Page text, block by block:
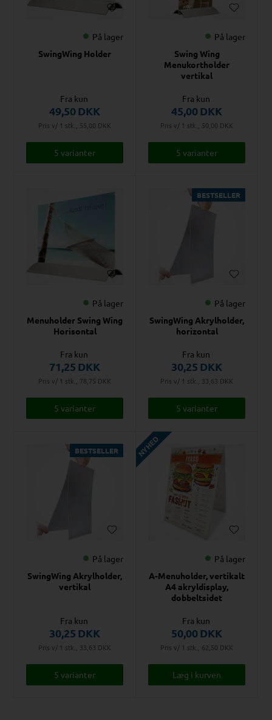
På lager
SwingWing Holder
Fra kun
49,50DKK
Pris v/ 1 stk., 55,00 DKK
5 varianter
På lager
Swing Wing
Menukortholder
vertikal
Fra kun
45,00DKK
Pris v/ 1 stk., 50,00 DKK
5 varianter
På lager
Menuholder Swing Wing
Horisontal
Fra kun
71,25 DKK
Pris v/ 1 stk., 78,75 DKK
5 varianter
BESTSELLER
På lager
SwingWing Akrylholder,
horizontal
Fra kun
30,25 DKK
Pris v/ 1 stk., 33,63 DKK
5 varianter
BESTSELLER
På lager
SwingWing Akrylholder,
vertikal
Fra kun
30,25 DKK
Pris v/ 1 stk., 33,63 DKK
5 varianter
NYHED
På lager
A-Menuholder, vertikalt
A4 akryldisplay,
dobbeltsidet
Fra kun
50,00DKK
Pris v/ 1 stk., 62,50 DKK